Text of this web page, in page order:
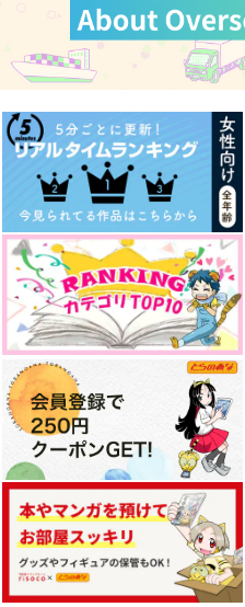
サンプル
作品詳細
サ
作品
One summer day.
hybkt
787円（税込）
成田狂児×岡聡実
サンプル
作品詳細
おはよう
巣箱。
472円（税
ロナルド×
サ
作
推しカプの攻に攻めら
れる俺の話
KADOKAWA
858円（税込）
サンプル
作品詳細